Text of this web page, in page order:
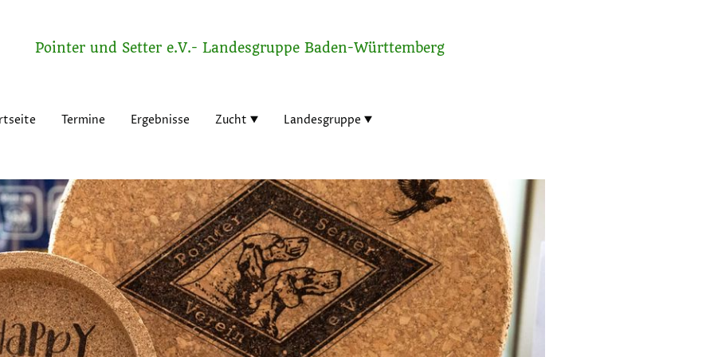
Pointer und Setter e.V.- Landesgruppe Baden-Württemberg
Termine Ergebnisse Zucht Landesgruppe